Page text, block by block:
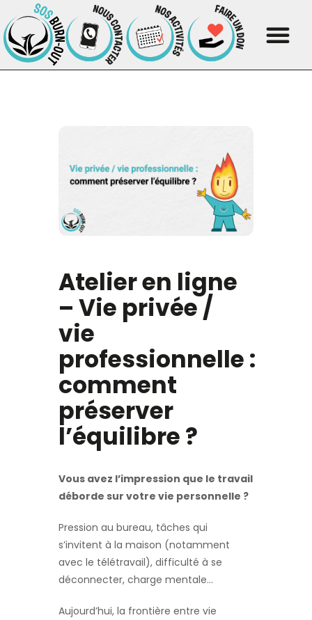
Atelier en ligne
– Vie privée /
vie
professionnelle :
comment
préserver
l’équilibre ?
Vous avez l’impression que le travail
déborde sur votre vie personnelle ?
Pression au bureau, tâches qui
s’invitent à la maison (notamment
avec le télétravail), difficulté à se
déconnecter, charge mentale…
Aujourd’hui, la frontière entre vie